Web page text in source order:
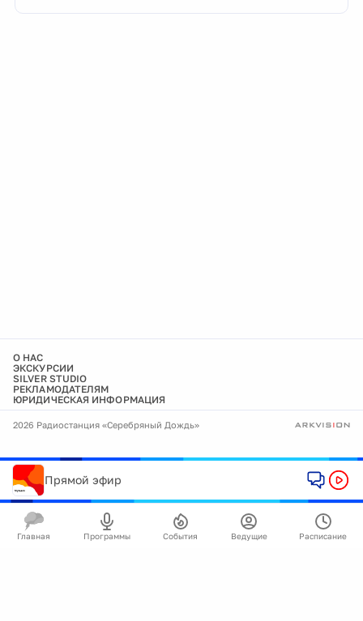
О НАС
ЭКСКУРСИИ
SILVER STUDIO
РЕКЛАМОДАТЕЛЯМ
ЮРИДИЧЕСКАЯ ИНФОРМАЦИЯ
2026 Радиостанция «Серебряный Дождь»
Прямой эфир
Главная Программы События Ведущие Расписание